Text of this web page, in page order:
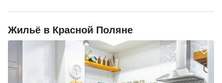
Жильё в Красной Поляне